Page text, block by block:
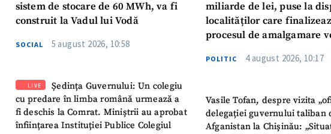
sistem de stocare de 60 MWh, va fi
construit la Vadul lui Vodă
SOCIAL 5 august 2026, 10:58
LIVE
Ședința Guvernului: Un colegiu
cu predare în limba română urmează a
fi deschis la Comrat. Miniștrii au aprobat
înființarea Instituției Publice Colegiul
miliarde de lei, puse la
localităților care
procesul de amalgamare
POLITIC 4 august 2026, 10:17
Vasile Tofan, despre vizita
delegației guvernului taliban
Afganistan la Chișinău: